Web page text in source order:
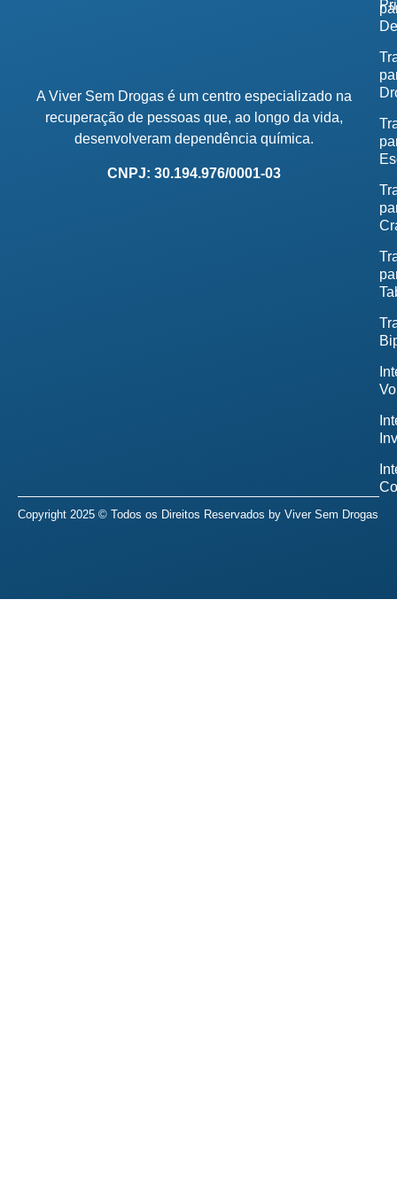
A Viver Sem Drogas é um centro especializado na
recuperação de pessoas que, ao longo da vida,
desenvolveram dependência química.
CNPJ: 30.194.976/0001-03
Copyright 2025 © Todos os Direitos Reservados by Viver Sem Drogas